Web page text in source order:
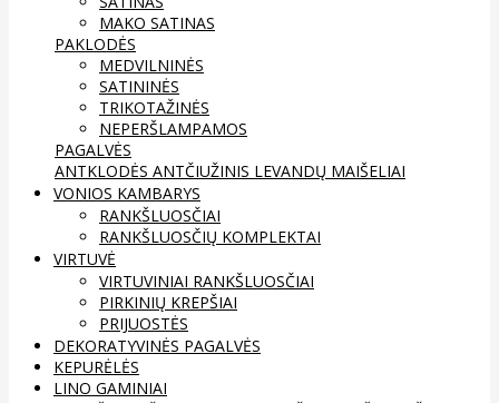
MAKO SATINAS
PAKLODĖS
MEDVILNINĖS
SATININĖS
TRIKOTAŽINĖS
NEPERŠLAMPAMOS
PAGALVĖS
ANTKLODĖS ANTČIUŽINIS LEVANDŲ MAIŠELIAI
VONIOS KAMBARYS
RANKŠLUOSČIAI
RANKŠLUOSČIŲ KOMPLEKTAI
VIRTUVĖ
VIRTUVINIAI RANKŠLUOSČIAI
PIRKINIŲ KREPŠIAI
PRIJUOSTĖS
DEKORATYVINĖS PAGALVĖS
KEPURĖLĖS
LINO GAMINIAI